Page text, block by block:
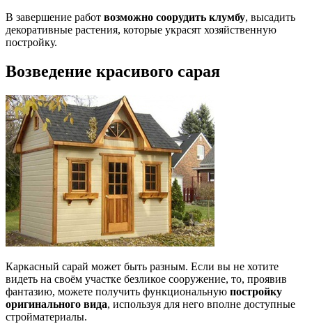
В завершение работ возможно соорудить клумбу, высадить
декоративные растения, которые украсят хозяйственную
постройку.
Возведение красивого сарая
Каркасный сарай может быть разным. Если вы не хотите
видеть на своём участке безликое сооружение, то, проявив
фантазию, можете получить функциональную постройку
оригинального вида, используя для него вполне доступные
стройматериалы.